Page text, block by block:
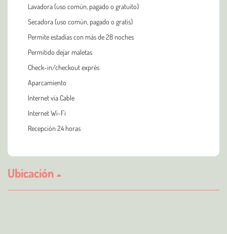
Lavadora (uso común, pagado o gratuito)
Secadora (uso común, pagado o gratis)
Permite estadías con más de 28 noches
Permitido dejar maletas
Check-in/checkout exprés
Aparcamiento
Internet vía Cable
Internet Wi-Fi
Recepción 24 horas
Ubicación